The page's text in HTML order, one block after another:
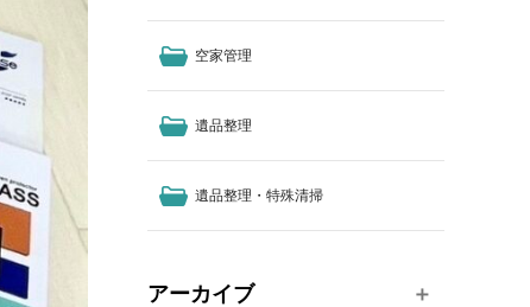
空家管理
遺品整理
遺品整理・特殊清掃
アーカイブ